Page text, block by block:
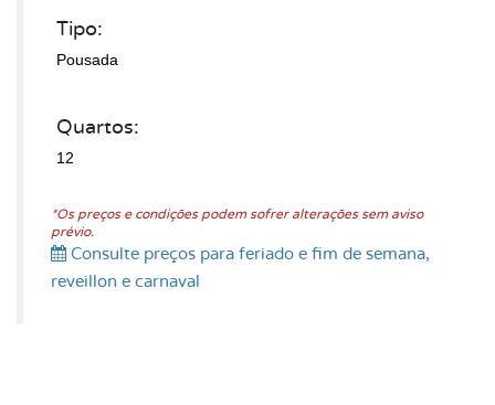
Tipo:
Pousada
Quartos:
12
*Os preços e condições podem sofrer alterações sem aviso
prévio.
Consulte preços para feriado e fim de semana,
reveillon e carnaval